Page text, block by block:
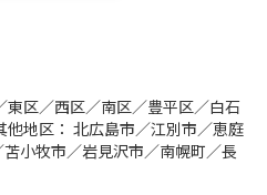
区／西区／南区／豊平区／白石
他地区： 北広島市／江別市／恵庭
小牧市／岩見沢市／南幌町／長